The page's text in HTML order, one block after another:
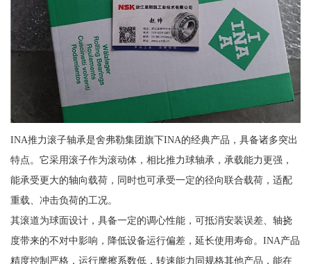
INA推力滚子轴承是舍弗勒集团旗下INA的经典产品，具备诸多突出
特点。它采用滚子作为滚动体，相比推力球轴承，承载能力更强，
能承受更大的轴向载荷，同时也可承受一定的径向联合载荷，适配
重载、冲击负荷的工况。
其滚道为球面设计，具备一定的调心性能，可抵消安装误差、轴挠
度带来的不对中影响，降低设备运行偏差，延长使用寿命。INA产品
精度控制严格，运行摩擦系数低，转速能力同规格其他产品，能在